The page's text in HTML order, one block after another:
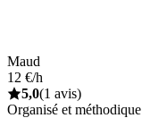
Maud
12 €/h
5,0(1 avis)
Organisé et méthodique